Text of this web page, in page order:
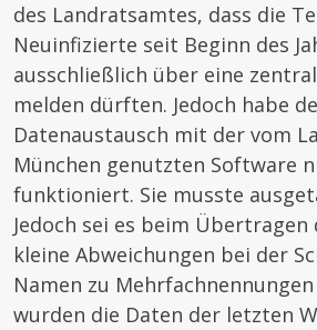
des Landratsamtes, dass die
Neuinfizierte seit Beginn des
ausschließlich über eine
melden dürften. Jedoch habe
Datenaustausch mit der vom
München genutzten Software
funktioniert. Sie musste
Jedoch sei es beim
kleine Abweichungen bei der
Namen zu
wurden die Daten der letzten